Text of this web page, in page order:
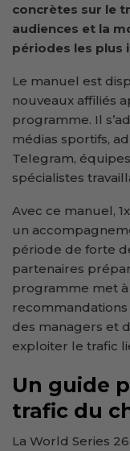
concrètes sur le
audiences et la
périodes les plus
Le manuel est
nouveaux affiliés
programme. Il
médias sportifs,
Telegram,
spécialistes
Avec ce manuel,
un
période de forte
partenaires
programme met
des managers et
exploiter le trafic
Un guide
trafic du
La World Series